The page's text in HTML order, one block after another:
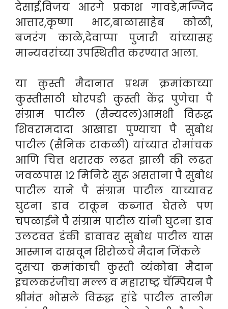
देसाई,विजय आरगे प्रकाश गावडे,मज्जिद
आत्तार,कृष्णा भाट,बाळासाहेब कोळी,
बजरंग काळे,देवाप्पा पुजारी यांच्यासह
मान्यवरांच्या उपस्थितीत करण्यात आला.
या कुस्ती मैदानात प्रथम क्रमांकाच्या
कुस्तीसाठी घोरपडी कुस्ती केंद्र पुणेचा पै
संग्राम पाटील (सैन्यदल)आमशी विरुद्ध
शिवरामदादा आखाडा पुण्याचा पै सुबोध
पाटील (सैनिक टाकळी) यांच्यात रोमांचक
आणि चित्त थरारक लढत झाली की लढत
जवळपास १२ मिनिटे सुरू असताना पै सुबोध
पाटील याने पै संग्राम पाटील याच्यावर
घुटना डाव टाकून कब्जात घेतले पण
चपळाईने पै संग्राम पाटील यांनी घुटना डाव
उलटवत डंकी डावावर सुबोध पाटील यास
आस्मान दाखवून शिरोळचे मैदान जिंकले
दुसऱ्या क्रमांकाची कुस्ती व्यंकोबा मैदान
इचलकरंजीचा मल्ल व महाराष्ट्र चॅम्पियन पै
श्रीमंत भोसले विरुद्ध हांडे पाटील तालीम